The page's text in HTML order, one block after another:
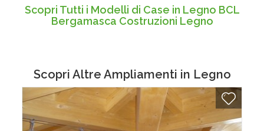
Scopri Tutti i Modelli di Case in Legno BCL
Bergamasca Costruzioni Legno
Scopri Altre Ampliamenti in Legno